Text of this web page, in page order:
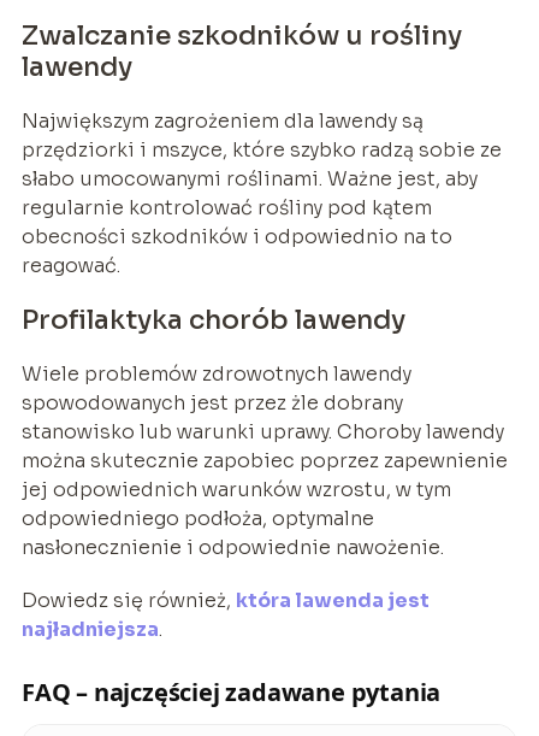
Zwalczanie szkodników u rośliny
lawendy
Największym zagrożeniem dla lawendy są
przędziorki i mszyce, które szybko radzą sobie ze
słabo umocowanymi roślinami. Ważne jest, aby
regularnie kontrolować rośliny pod kątem
obecności szkodników i odpowiednio na to
reagować.
Profilaktyka chorób lawendy
Wiele problemów zdrowotnych lawendy
spowodowanych jest przez żle dobrany
stanowisko lub warunki uprawy. Choroby lawendy
można skutecznie zapobiec poprzez zapewnienie
jej odpowiednich warunków wzrostu, w tym
odpowiedniego podłoża, optymalne
nasłonecznienie i odpowiednie nawożenie.
Dowiedz się również, która lawenda jest
najładniejsza.
FAQ – najczęściej zadawane pytania